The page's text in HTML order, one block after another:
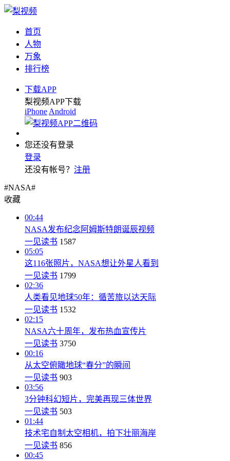
首页
人物
万象
排行榜
下载APP
梨视频APP下载
iPhone Android
您还没有登录
登录
还没有帐号？ 注册
#NASA#
收藏
00:44
NASA发布纪念阿姆斯特朗诞辰视频
一见读书 1587
05:05
这116张照片，NASA想让外星人看到
一见读书 1799
02:36
人类看见地球50年：循苦旅以达天际
一见读书 1532
02:15
NASA六十周年，发布热血宣传片
一见读书 3750
00:16
从太空俯瞰地球“春分”的瞬间
一见读书 903
03:56
3分钟科幻短片，完美再现三体世界
一见读书 503
01:44
技术宅自制太空相机，拍下壮丽海岸
一见读书 856
00:45